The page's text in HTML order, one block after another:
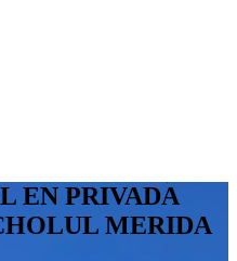
EN PRIVADA
MERIDA